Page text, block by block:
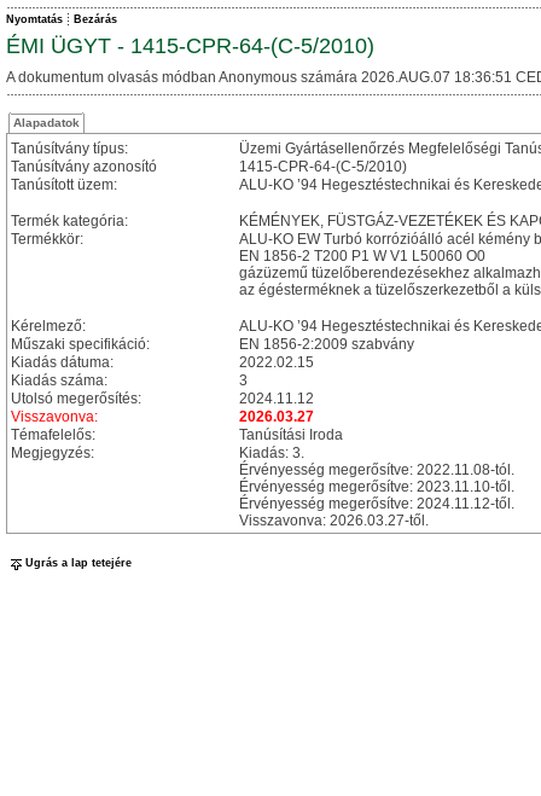
Nyomtatás Bezárás
ÉMI ÜGYT - 1415-CPR-64-(C-5/2010)
A dokumentum olvasás módban Anonymous számára 2026.AUG.07 18:36:51
Alapadatok
Tanúsítvány típus:
Üzemi Gyártásellenőrzés Megfelelőségi
Tanúsítvány azonosító
1415-CPR-64-(C-5/2010)
Tanúsított üzem:
ALU-KO ’94 Hegesztéstechnikai és
Termék kategória:
KÉMÉNYEK, FÜSTGÁZ-VEZETÉKEK ÉS
Termékkör:
ALU-KO EW Turbó korrózióálló acél kémény
EN 1856-2 T200 P1 W V1 L50060 O0
gázüzemű tüzelőberendezésekhez
az égésterméknek a tüzelőszerkezetből a
Kérelmező:
ALU-KO ’94 Hegesztéstechnikai és
Műszaki specifikáció:
EN 1856-2:2009 szabvány
Kiadás dátuma:
2022.02.15
Kiadás száma:
3
Utolsó megerősítés:
2024.11.12
Visszavonva:
2026.03.27
Témafelelős:
Tanúsítási Iroda
Megjegyzés:
Kiadás: 3.
Érvényesség megerősítve: 2022.11.08-tól.
Érvényesség megerősítve: 2023.11.10-től.
Érvényesség megerősítve: 2024.11.12-től.
Visszavonva: 2026.03.27-től.
Ugrás a lap tetejére